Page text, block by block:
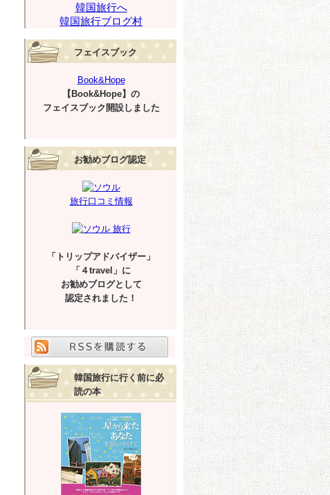
韓国旅行ブログ村
フェイスブック
Book&Hope
【Book&Hope】の
フェイスブック開設しました
お勧めブログ認定
旅行口コミ情報
「トリップアドバイザー」
「４travel」に
お勧めブログとして
認定されました！
韓国旅行に行く前に必
読の本